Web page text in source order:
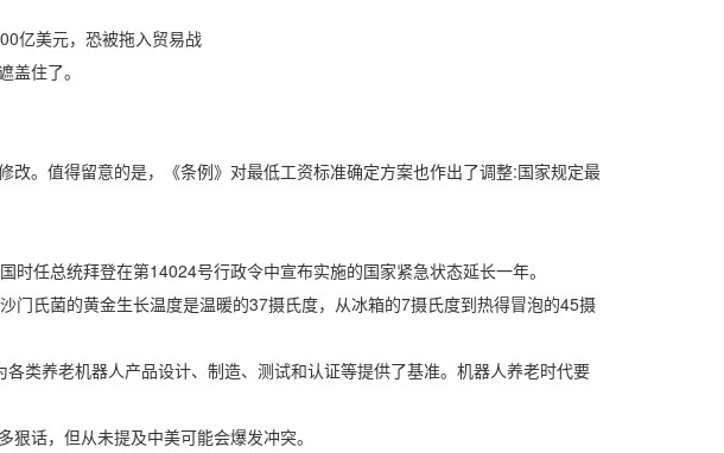
亿美元，恐被拖入贸易战
住了。
。值得留意的是，《条例》对最低工资标准确定方案也作出了调整:国家规定最
任总统拜登在第14024号行政令中宣布实施的国家紧急状态延长一年。
氏菌的黄金生长温度是温暖的37摄氏度，从冰箱的7摄氏度到热得冒泡的45摄
养老机器人产品设计、制造、测试和认证等提供了基准。机器人养老时代要
话，但从未提及中美可能会爆发冲突。